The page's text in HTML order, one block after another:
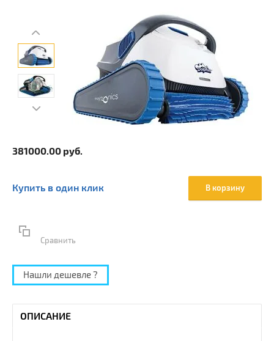
381000.00 руб.
Купить в один клик В корзину
Сравнить
Нашли дешевле ?
ОПИСАНИЕ